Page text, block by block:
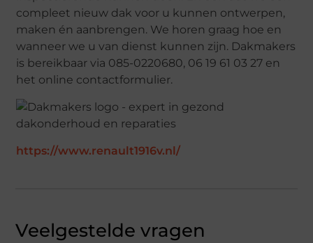
compleet nieuw dak voor u kunnen ontwerpen,
maken én aanbrengen. We horen graag hoe en
wanneer we u van dienst kunnen zijn. Dakmakers
is bereikbaar via 085-0220680, 06 19 61 03 27 en
het online contactformulier.
https://www.renault1916v.nl/
Veelgestelde vragen